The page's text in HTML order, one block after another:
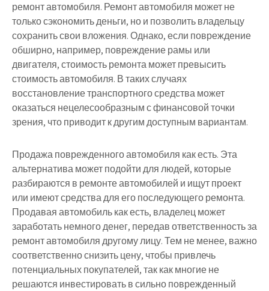
ремонт автомобиля. Ремонт автомобиля может не
только сэкономить деньги, но и позволить владельцу
сохранить свои вложения. Однако, если повреждение
обширно, например, повреждение рамы или
двигателя, стоимость ремонта может превысить
стоимость автомобиля. В таких случаях
восстановление транспортного средства может
оказаться нецелесообразным с финансовой точки
зрения, что приводит к другим доступным вариантам.
Продажа поврежденного автомобиля как есть. Эта
альтернатива может подойти для людей, которые
разбираются в ремонте автомобилей и ищут проект
или имеют средства для его последующего ремонта.
Продавая автомобиль как есть, владелец может
заработать немного денег, передав ответственность за
ремонт автомобиля другому лицу. Тем не менее, важно
соответственно снизить цену, чтобы привлечь
потенциальных покупателей, так как многие не
решаются инвестировать в сильно поврежденный